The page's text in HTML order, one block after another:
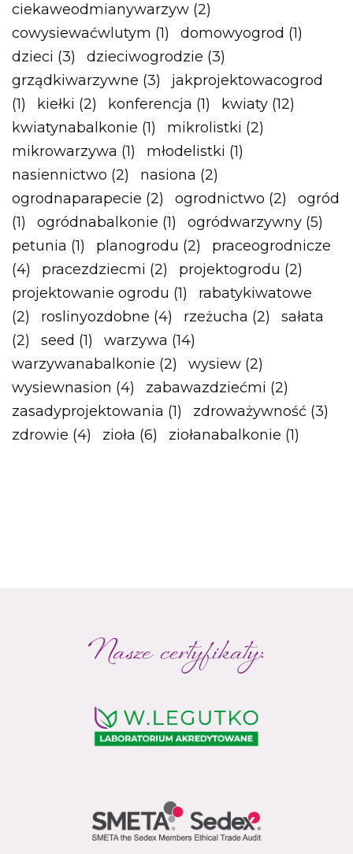
ciekaweodmianywarzyw (2)
cowysiewaćwlutym (1) domowyogrod (1)
dzieci (3) dzieciwogrodzie (3)
grządkiwarzywne (3)
jakprojektowacogrod
(1)
kiełki (2) konferencja (1) kwiaty (12)
kwiatynabalkonie (1) mikrolistki (2)
mikrowarzywa (1) młodelistki (1)
nasiennictwo (2) nasiona (2)
ogrodnaparapecie (2) ogrodnictwo (2)
ogród
(1)
ogródnabalkonie (1) ogródwarzywny (5)
petunia (1) planogrodu (2)
praceogrodnicze
(4)
pracezdziecmi (2) projektogrodu (2)
projektowanie ogrodu (1)
rabatykiwatowe
(2)
roslinyozdobne (4) rzeżucha (2)
sałata
(2)
seed (1) warzywa (14)
warzywanabalkonie (2) wysiew (2)
wysiewnasion (4) zabawazdziećmi (2)
zasadyprojektowania (1) zdroważywność (3)
zdrowie (4) zioła (6) ziołanabalkonie (1)
Nasze certyfikaty: